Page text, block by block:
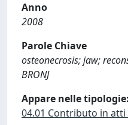
Anno
2008
Parole Chiave
osteonecrosis; jaw;
BRONJ
Appare nelle tipologie:
04.01 Contributo in